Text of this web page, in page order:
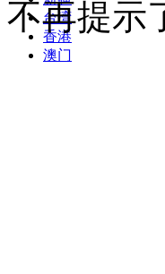
台湾
香港
澳门
不再提示